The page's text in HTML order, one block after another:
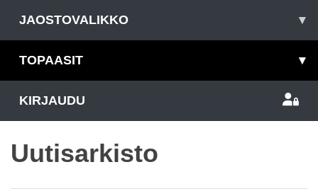
JAOSTOVALIKKO ▾
TOPAASIT ▾
KIRJAUDU
Uutisarkisto